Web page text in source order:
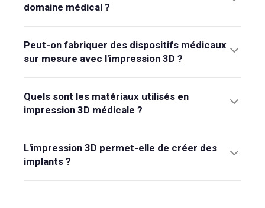
domaine médical ?
Peut-on fabriquer des dispositifs médicaux
sur mesure avec l'impression 3D ?
Quels sont les matériaux utilisés en
impression 3D médicale ?
L'impression 3D permet-elle de créer des
implants ?